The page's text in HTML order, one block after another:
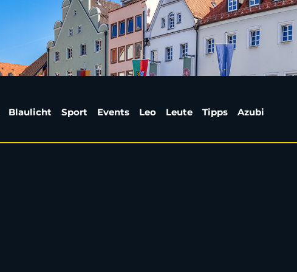
Burglengenfeld
Blaulicht Sport Events Leo Leute Tipps Azubi